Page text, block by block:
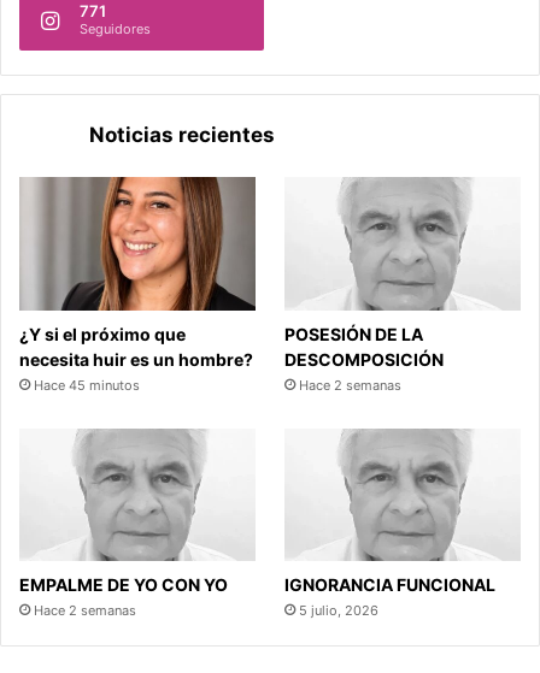
771
Seguidores
Noticias recientes
¿Y si el próximo que
necesita huir es un hombre?
Hace 45 minutos
POSESIÓN DE LA
DESCOMPOSICIÓN
Hace 2 semanas
EMPALME DE YO CON YO
Hace 2 semanas
IGNORANCIA FUNCIONAL
5 julio, 2026